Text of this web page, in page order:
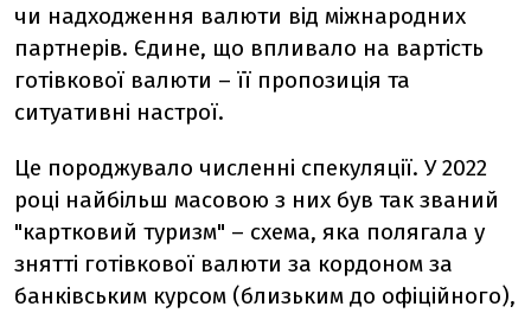
чи надходження валюти від міжнародних
партнерів. Єдине, що впливало на вартість
готівкової валюти – її пропозиція та
ситуативні настрої.
Це породжувало численні спекуляції. У 2022
році найбільш масовою з них був так званий
"картковий туризм" – схема, яка полягала у
знятті готівкової валюти за кордоном за
банківським курсом (близьким до офіційного),